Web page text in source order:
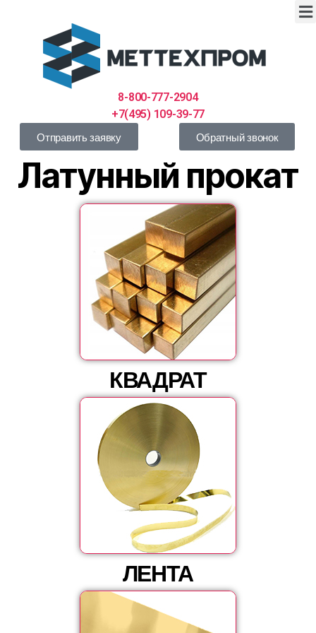
8-800-777-2904
+7(495) 109-39-77
Отправить заявку Обратный звонок
Латунный прокат
КВАДРАТ
ЛЕНТА